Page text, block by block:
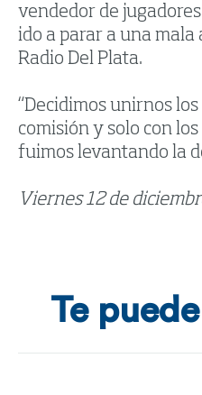
vendedor de
ido a parar a una mala
Radio Del Plata.
“Decidimos unirnos
comisión y solo con
fuimos levantando la
Viernes 12 de
Te